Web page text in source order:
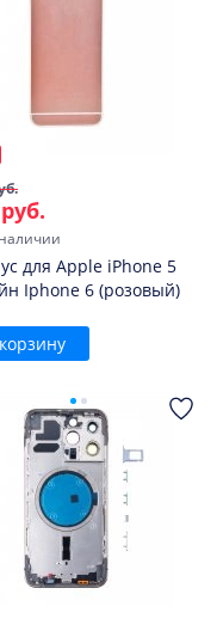
для Apple iPhone 5
Iphone 6 (розовый)